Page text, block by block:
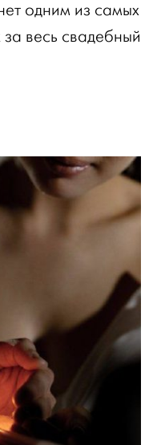
одним из самых
весь свадебный